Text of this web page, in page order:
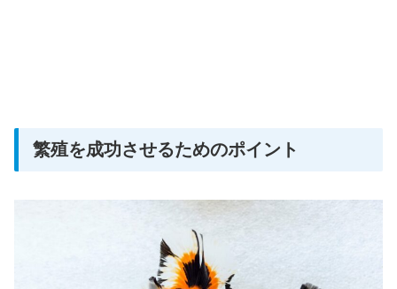
繁殖を成功させるためのポイント